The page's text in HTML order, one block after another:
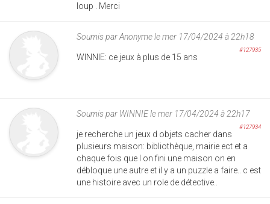
loup . Merci
Soumis parAnonymele mer 17/04/2024 à 22h18
#127935
WINNIE: ce jeux à plus de 15 ans
Soumis par WINNIEle mer 17/04/2024 à 22h17
#127934
je recherche un jeux d objets cacher dans
plusieurs maison: bibliothèque, mairie ect et a
chaque fois que l on fini une maison on en
débloque une autre et il y a un puzzle a faire.. c est
une histoire avec un role de détective..